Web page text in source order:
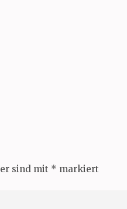
sind mit * markiert